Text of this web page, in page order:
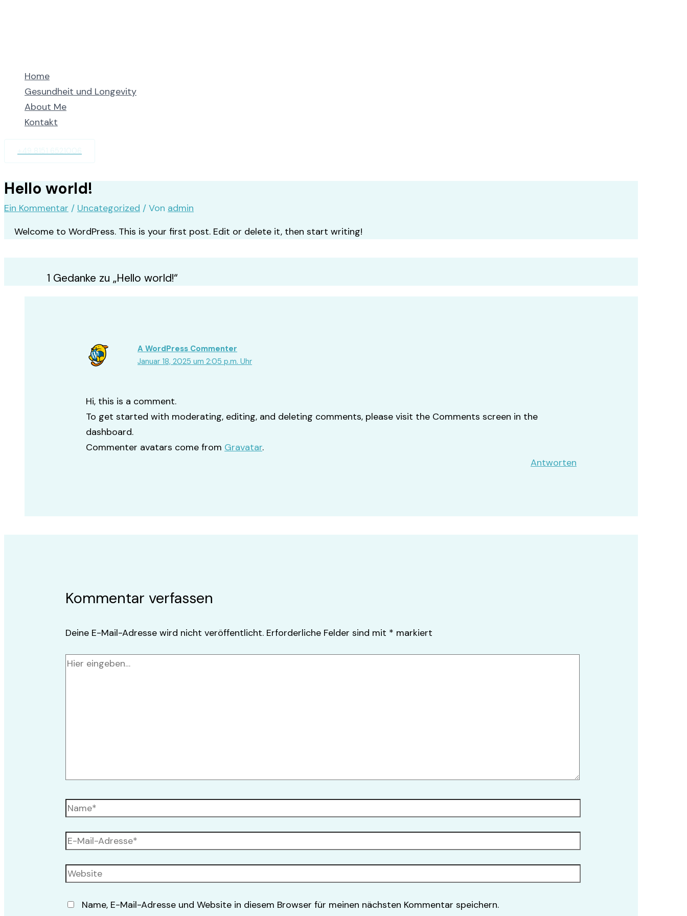
Home
Gesundheit und Longevity
About Me
Kontakt
Hello world!
Ein Kommentar / Uncategorized / Von admin
Welcome to WordPress. This is your first post. Edit or delete it, then start writing!
1 Gedanke zu „Hello world!“
A WordPress Commenter
Januar 18, 2025 um 2:05 p.m. Uhr
Hi, this is a comment.
To get started with moderating, editing, and deleting comments, please visit the Comments screen in the
dashboard.
Commenter avatars come from Gravatar.
Antworten
Kommentar verfassen
Deine E-Mail-Adresse wird nicht veröffentlicht. Erforderliche Felder sind mit * markiert
Name, E-Mail-Adresse und Website in diesem Browser für meinen nächsten Kommentar speichern.